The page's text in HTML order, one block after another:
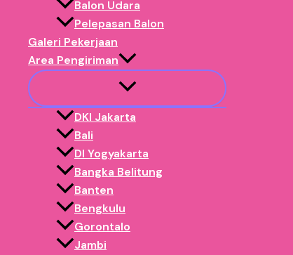
Balon Udara
Pelepasan Balon
Galeri Pekerjaan
Area Pengiriman
DKI Jakarta
Bali
DI Yogyakarta
Bangka Belitung
Banten
Bengkulu
Gorontalo
Jambi